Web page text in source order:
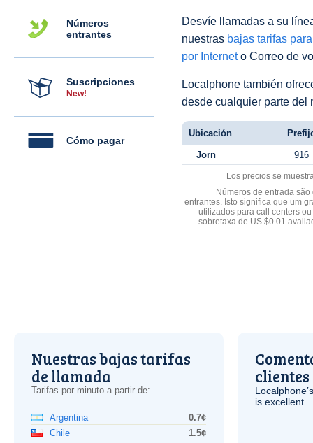
Números
entrantes
Suscripciones
New!
Cómo pagar
Desvíe llamadas a su
nuestras bajas tarifas
por Interneto Correo de
Localphone también
desde cualquier parte del
Ubicación
Jorn 916
Los precios se
Números de entrada
entrantes. Isto significa que um
utilizados para call centers
sobretaxa de US $0.01
Nuestras bajas tarifas
de llamada
Tarifas por minuto a partir de:
Argentina
0.7¢
Chile
1.5¢
clientes
is excellent.